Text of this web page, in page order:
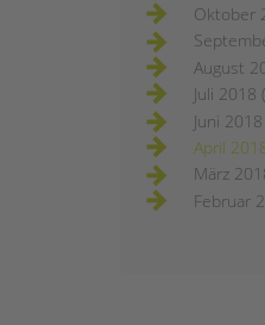
Oktober
August
Juli 2018
Juni
April
März
Februar